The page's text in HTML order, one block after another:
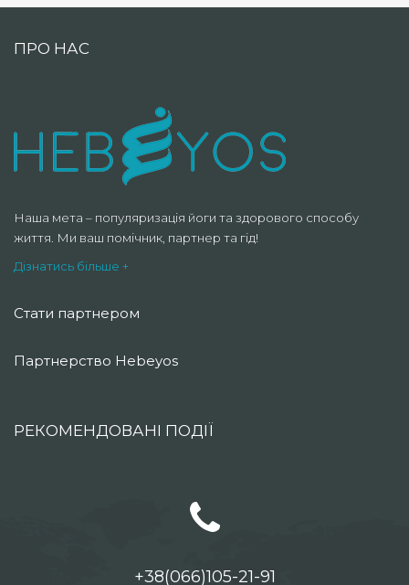
ПРО НАС
Наша мета – популяризація йоги та здорового способу
життя. Ми ваш помічник, партнер та гід!
Дізнатись більше +
Стати партнером
Партнерство Hebeyos
РЕКОМЕНДОВАНІ ПОДІЇ
+38(066)105-21-91